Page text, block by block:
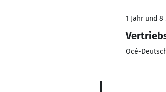
1 Jahr und
Océ-